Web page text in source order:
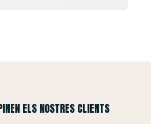
ELS NOSTRES CLIENTS